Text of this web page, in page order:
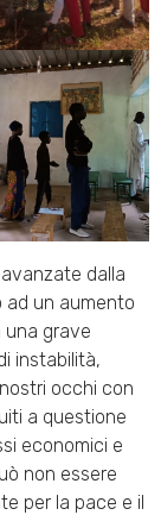
dalla
ad un aumento
grave
instabilità,
occhi con
a questione
economici e
non essere
per la pace e il